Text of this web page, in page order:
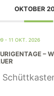
OKTOBER
- 11 OKT. 2026
–